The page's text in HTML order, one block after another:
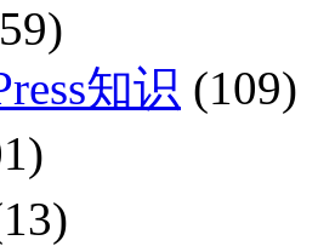
知识 (109)